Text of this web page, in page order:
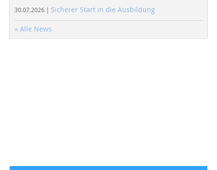
30.07.2026 | Sicherer Start in die Ausbildung
» Alle News